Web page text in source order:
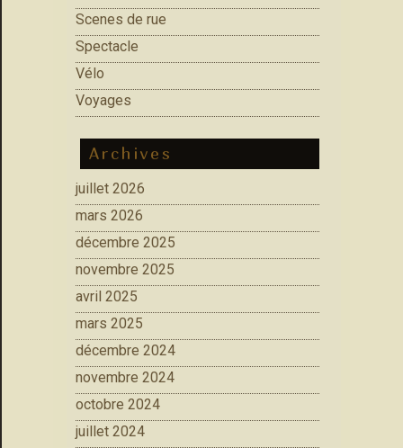
Scenes de rue
Spectacle
Vélo
Voyages
Archives
juillet 2026
mars 2026
décembre 2025
novembre 2025
avril 2025
mars 2025
décembre 2024
novembre 2024
octobre 2024
juillet 2024